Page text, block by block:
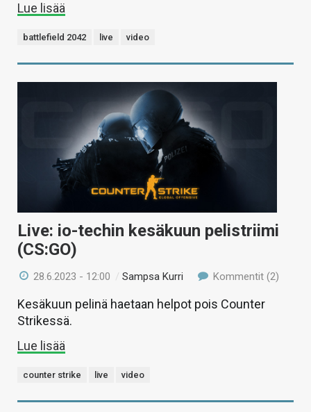
Lue lisää
battlefield 2042 live video
Live: io-techin kesäkuun pelistriimi
(CS:GO)
28.6.2023 - 12:00 /Sampsa Kurri Kommentit (2)
Kesäkuun pelinä haetaan helpot pois Counter
Strikessä.
Lue lisää
counter strike live video